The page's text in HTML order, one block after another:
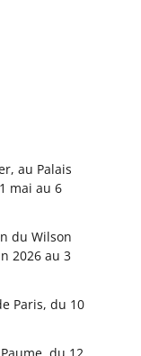
au Palais
mai au 6
du Wilson
2026 au 3
Paris, du 10